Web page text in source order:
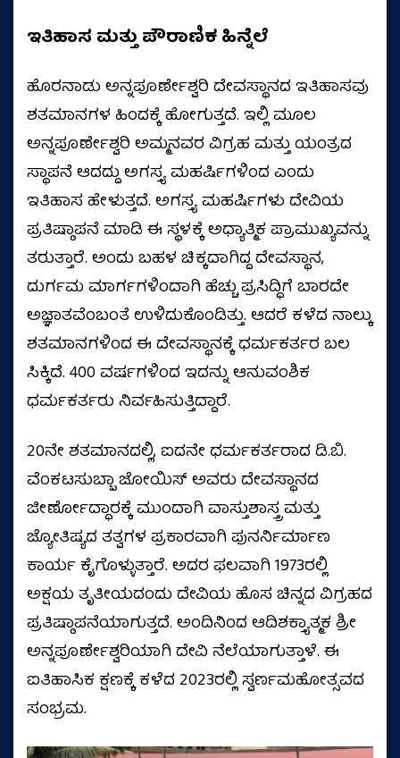
ಇತಿಹಾಸ ಮತ್ತು ಪೌರಾಣಿಕ ಹಿನ್ನೆಲೆ
ಹೊರನಾಡು ಅನ್ನಪೂರ್ಣೇಶ್ವರಿ ದೇವಸ್ಥಾನದ ಇತಿಹಾಸವು
ಶತಮಾನಗಳ ಹಿಂದಕ್ಕೆ ಹೋಗುತ್ತದೆ. ಇಲ್ಲಿ ಮೂಲ
ಅನ್ನಪೂರ್ಣೇಶ್ವರಿ ಅಮ್ಮನವರ ವಿಗ್ರಹ ಮತ್ತು ಯಂತ್ರದ
ಸ್ಥಾಪನೆ ಆದದ್ದು ಅಗಸ್ತ್ಯ ಮಹರ್ಷಿಗಳಿಂದ ಎಂದು
ಇತಿಹಾಸ ಹೇಳುತ್ತದೆ. ಅಗಸ್ತ್ಯ ಮಹರ್ಷಿಗಳು ದೇವಿಯ
ಪ್ರತಿಷ್ಠಾಪನೆ ಮಾಡಿ ಈ ಸ್ಥಳಕ್ಕೆ ಅಧ್ಯಾತ್ಮಿಕ ಪ್ರಾಮುಖ್ಯವನ್ನು
ತರುತ್ತಾರೆ. ಅಂದು ಬಹಳ ಚಿಕ್ಕದಾಗಿದ್ದ ದೇವಸ್ಥಾನ,
ದುರ್ಗಮ ಮಾರ್ಗಗಳಿಂದಾಗಿ ಹೆಚ್ಚು ಪ್ರಸಿದ್ಧಿಗೆ ಬಾರದೇ
ಅಜ್ಞಾತವೆಂಬಂತೆ ಉಳಿದುಕೊಂಡಿತ್ತು. ಆದರೆ ಕಳೆದ ನಾಲ್ಕು
ಶತಮಾನಗಳಿಂದ ಈ ದೇವಸ್ಥಾನಕ್ಕೆ ಧರ್ಮಕರ್ತರ ಬಲ
ಸಿಕ್ಕಿದೆ. 400 ವರ್ಷಗಳಿಂದ ಇದನ್ನು ಆನುವಂಶಿಕ
ಧರ್ಮಕರ್ತರು ನಿರ್ವಹಿಸುತ್ತಿದ್ದಾರೆ.
20ನೇ ಶತಮಾನದಲ್ಲಿ, ಐದನೇ ಧರ್ಮಕರ್ತರಾದ ಡಿ.ಬಿ.
ವೆಂಕಟಸುಬ್ಬಾ ಜೋಯಿಸ್ ಅವರು ದೇವಸ್ಥಾನದ
ಜೀರ್ಣೋದ್ಧಾರಕ್ಕೆ ಮುಂದಾಗಿ ವಾಸ್ತುಶಾಸ್ತ್ರ ಮತ್ತು
ಜ್ಯೋತಿಷ್ಯದ ತತ್ವಗಳ ಪ್ರಕಾರವಾಗಿ ಪುನರ್ನಿರ್ಮಾಣ
ಕಾರ್ಯ ಕೈಗೊಳ್ಳುತ್ತಾರೆ. ಅದರ ಫಲವಾಗಿ 1973ರಲ್ಲಿ
ಅಕ್ಷಯ ತೃತೀಯದಂದು ದೇವಿಯ ಹೊಸ ಚಿನ್ನದ ವಿಗ್ರಹದ
ಪ್ರತಿಷ್ಠಾಪನೆಯಾಗುತ್ತದೆ. ಅಂದಿನಿಂದ ಆದಿಶಕ್ತ್ಯಾತ್ಮಕ ಶ್ರೀ
ಅನ್ನಪೂರ್ಣೇಶ್ವರಿಯಾಗಿ ದೇವಿ ನೆಲೆಯಾಗುತ್ತಾಳೆ. ಈ
ಐತಿಹಾಸಿಕ ಕ್ಷಣಕ್ಕೆ ಕಳೆದ 2023ರಲ್ಲಿ ಸ್ವರ್ಣಮಹೋತ್ಸವದ
ಸಂಭ್ರಮ.